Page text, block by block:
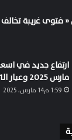
غريبة تخالف
مارس 2025 وعيار الـ21 يصل 4200 جنيها
1:59 م14 مارس، 2025